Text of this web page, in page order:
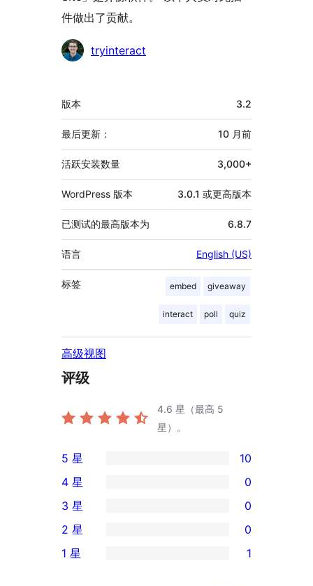
件做出了贡献。
贡
tryinteract
额
外
信
息
版本 3.2
最后更新： 10 月前
活跃安装数量 3,000+
WordPress 版本 3.0.1 或更高版本
已测试的最高版本为 6.8.7
语言 English (US)
标签 embed giveaway
interact poll quiz
高级视图
评级
4.6 星（最高 5
星）。
10
条
5
星
评
5 星 10
条
4
星
4 星 0
0
条
3
3 星 0
条
2 星 0
1 星 1